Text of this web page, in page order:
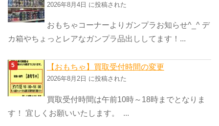
2026年8月4日 に投稿された
おもちゃコーナーよりガンプラお知らせ^_^ デ
カ箱やちょっとレアなガンプラ品出ししてます！...
【おもちゃ】買取受付時間の変更
2026年8月2日 に投稿された
買取受付時間は午前10時～18時までとなりま
す！ 宜しくお願いいたします。 ...